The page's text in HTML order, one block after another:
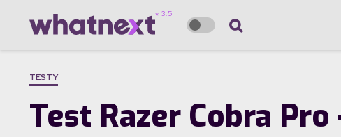
TESTY
Test Razer Cobra